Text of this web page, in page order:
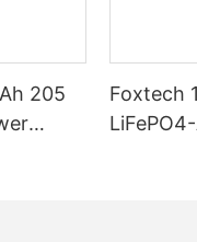
205
Foxtech